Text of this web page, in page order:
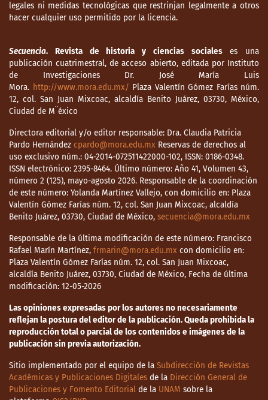
legales ni medidas tecnológicas que restrinjan legalmente a otros
hacer cualquier uso permitido por la licencia.
Secuencia. Revista de historia y ciencias socialeses una
publicación cuatrimestral, de acceso abierto, editada por Instituto
de Investigaciones Dr. José María Luis
Mora. http://www.mora.edu.mx/ Plaza Valentín Gómez Farías núm.
12, col. San Juan Mixcoac, alcaldía Benito Juárez, 03730, México,
Ciudad de M¨éxico
Directora editorial y/o editor responsable: Dra. Claudia Patricia
Pardo Hernández cpardo@mora.edu.mx Reservas de derechos al
uso exclusivo núm.: 04-2014-072511422000-102, ISSN: 0186-0348.
ISSN electrónico: 2395-8464. Último número: Año 41, Volumen 43,
número 2 (125), mayo-agosto 2026. Responsable de la coordinación
de este número: Yolanda Martínez Vallejo, con domicilio en: Plaza
Valentín Gómez Farías núm. 12, col. San Juan Mixcoac, alcaldía
Benito Juárez, 03730, Ciudad de México, secuencia@mora.edu.mx
Responsable de la última modificación de este número: Francisco
Rafael Marín Martínez, frmarin@mora.edu.mx con domicilio en:
Plaza Valentín Gómez Farías núm. 12, col. San Juan Mixcoac,
alcaldía Benito Juárez, 03730, Ciudad de México, Fecha de última
modificación: 12-05-2026
Las opiniones expresadas por los autores no necesariamente
reflejan la postura del editor de la publicación. Queda prohibida la
reproducción total o parcial de los contenidos e imágenes de la
publicación sin previa autorización.
Sitio implementado por el equipo de la Subdirección de Revistas
Académicas y Publicaciones Digitales de la Dirección General de
Publicaciones y Fomento Editorial de la UNAM sobre la